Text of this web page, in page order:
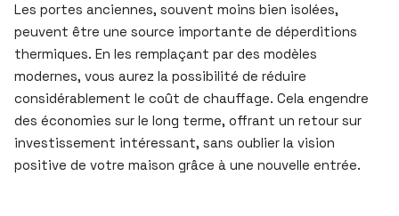
Les portes anciennes, souvent moins bien isolées,
peuvent être une source importante de déperditions
thermiques. En les remplaçant par des modèles
modernes, vous aurez la possibilité de réduire
considérablement le coût de chauffage. Cela engendre
des économies sur le long terme, offrant un retour sur
investissement intéressant, sans oublier la vision
positive de votre maison grâce à une nouvelle entrée.